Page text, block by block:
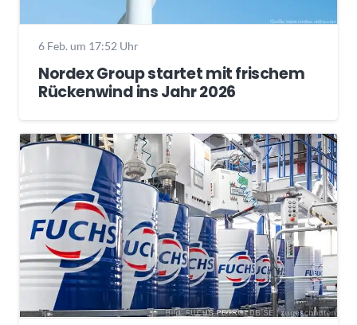
6 Feb. um 17:52 Uhr
Nordex Group startet mit frischem
Rückenwind ins Jahr 2026